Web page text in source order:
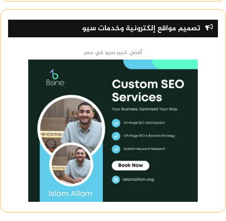
تصميم مواقع إلكترونية وخدمات سيو
أفضل خبير سيو في مصر